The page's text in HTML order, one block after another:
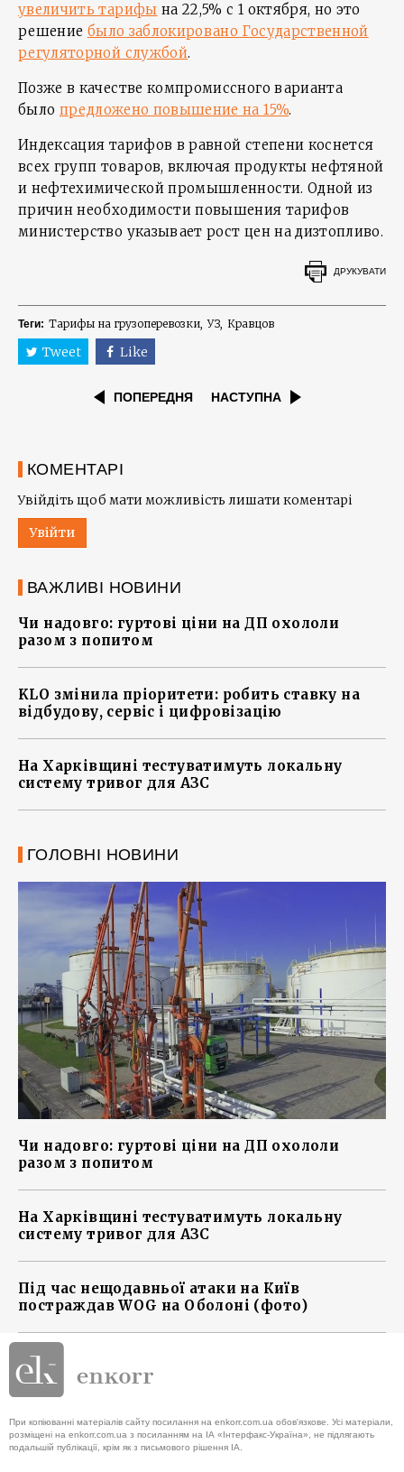
увеличить тарифы на 22,5% с 1 октября, но это
решение было заблокировано Государственной
регуляторной службой.
Позже в качестве компромиссного варианта
было предложено повышение на 15%.
Индексация тарифов в равной степени коснется
всех групп товаров, включая продукты нефтяной
и нефтехимической промышленности. Одной из
причин необходимости повышения тарифов
министерство указывает рост цен на дизтопливо.
ДРУКУВАТИ
Теги: Тарифы на грузоперевозки УЗ Кравцов
Tweet Like
ПОПЕРЕДНЯ НАСТУПНА
КОМЕНТАРІ
Увійдіть щоб мати можливість лишати коментарі
Увійти
ВАЖЛИВІ НОВИНИ
Чи надовго: гуртові ціни на ДП охололи
разом з попитом
KLO змінила пріоритети: робить ставку на
відбудову, сервіс і цифровізацію
На Харківщині тестуватимуть локальну
систему тривог для АЗС
ГОЛОВНІ НОВИНИ
Чи надовго: гуртові ціни на ДП охололи
разом з попитом
На Харківщині тестуватимуть локальну
систему тривог для АЗС
Під час нещодавньої атаки на Київ
постраждав WOG на Оболоні (фото)
При копіюванні матеріалів сайту посилання на enkorr.com.ua обов'язкове. Усі матеріали,
розміщені на enkorr.com.ua з посиланням на ІА «Інтерфакс-Україна», не підлягають
подальшій публікації, крім як з письмового рішення ІА.